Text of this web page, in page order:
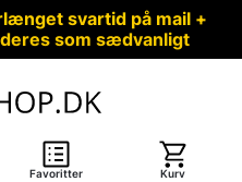
svartid på mail +
som sædvanligt
Favoritter Kurv